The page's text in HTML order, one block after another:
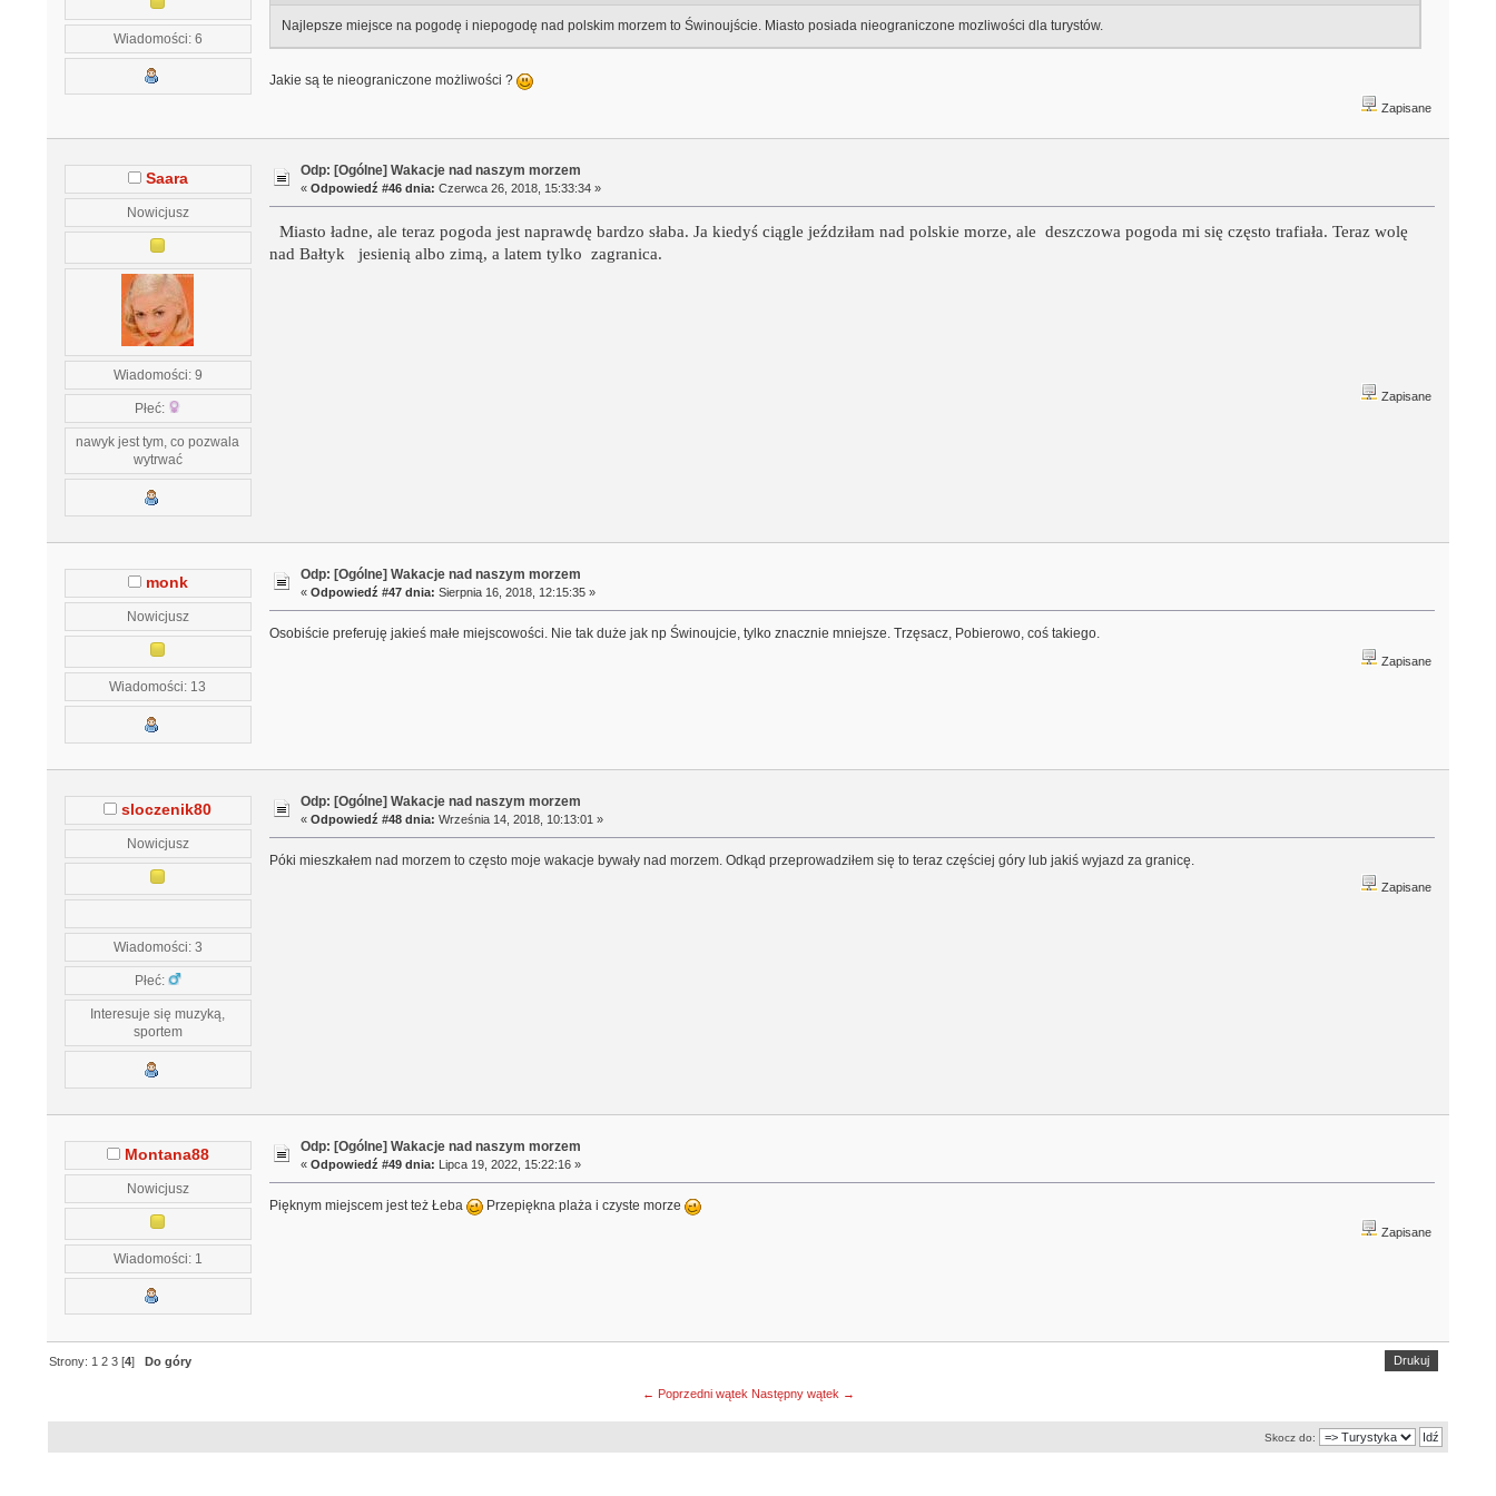
Wiadomości: 6
Najlepsze miejsce na pogodę i niepogodę nad polskim morzem to Świnoujście. Miasto posiada nieograniczone mozliwości dla turystów.
Jakie są te nieograniczone możliwości ?
Zapisane
Saara
Nowicjusz
Wiadomości: 9
Płeć:
nawyk jest tym, co pozwala
wytrwać
Odp: [Ogólne] Wakacje nad naszym morzem
«Odpowiedź #46 dnia: Czerwca 26, 2018, 15:33:34 »
Miasto ładne, ale teraz pogoda jest naprawdę bardzo słaba. Ja kiedyś ciągle jeździłam nad polskie morze, ale deszczowa pogoda mi się często trafiała. Teraz wolę
nad Bałtyk jesienią albo zimą, a latem tylko zagranica.
Zapisane
monk
Nowicjusz
Wiadomości: 13
Odp: [Ogólne] Wakacje nad naszym morzem
«Odpowiedź #47 dnia: Sierpnia 16, 2018, 12:15:35 »
Osobiście preferuję jakieś małe miejscowości. Nie tak duże jak np Świnoujcie, tylko znacznie mniejsze. Trzęsacz, Pobierowo, coś takiego.
Zapisane
sloczenik80
Nowicjusz
Wiadomości: 3
Płeć:
Interesuje się muzyką,
sportem
Odp: [Ogólne] Wakacje nad naszym morzem
«Odpowiedź #48 dnia: Września 14, 2018, 10:13:01 »
Póki mieszkałem nad morzem to często moje wakacje bywały nad morzem. Odkąd przeprowadziłem się to teraz częściej góry lub jakiś wyjazd za granicę.
Zapisane
Montana88
Nowicjusz
Wiadomości: 1
Odp: [Ogólne] Wakacje nad naszym morzem
«Odpowiedź #49 dnia: Lipca 19, 2022, 15:22:16 »
Pięknym miejscem jest też Łeba Przepiękna plaża i czyste morze
Zapisane
Drukuj
Strony: 1 2 3 [4]Do góry
← Poprzedni wątek Następny wątek →
Skocz do: